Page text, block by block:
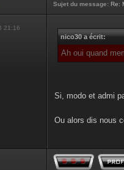
Sujet du message: Re:
21:16
nico30 a écrit:
Ah oui quand
Si, modo et admi
Ou alors dis nous